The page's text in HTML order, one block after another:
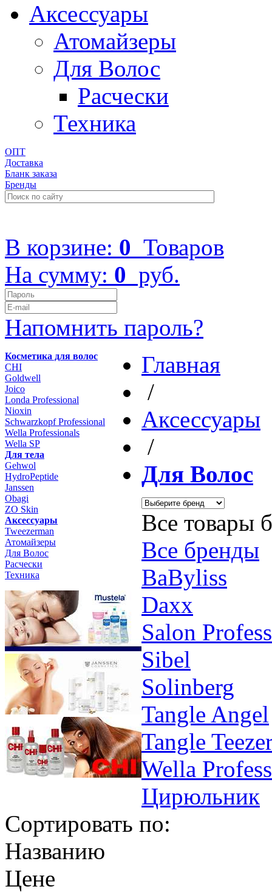
Aксессуары
Атомайзеры
Для Волос
Расчески
Техника
ОПТ
Доставка
Бланк заказа
Бренды
В корзине: 0 Товаров
На сумму: 0 руб.
Напомнить пароль?
Косметика для волос
CHI
Goldwell
Joico
Londa Professional
Nioxin
Schwarzkopf Professional
Wella Professionals
Wella SP
Для тела
Gehwol
HydroPeptide
Janssen
Obagi
ZO Skin
Aксессуары
Tweezerman
Атомайзеры
Для Волос
Расчески
Техника
Главная
/
Aксессуары
/
Для Волос
Все товары
Все бренды
BaByliss
Daxx
Salon
Sibel
Solinberg
Tangle Angel
Tangle
Wella
Цирюльник
Сортировать по:
Названию
Цене